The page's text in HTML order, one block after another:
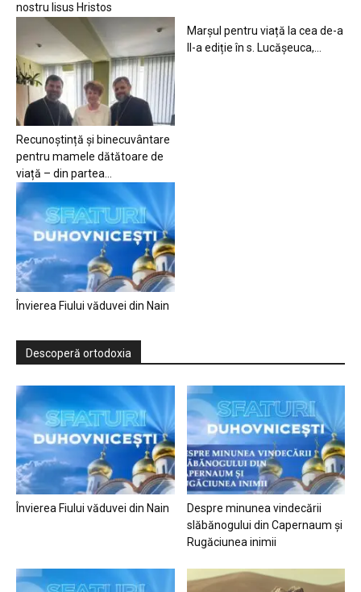
nostru Iisus Hristos
Recunoștință și binecuvântare
pentru mamele dătătoare de
viață – din partea...
Marșul pentru viață la cea de-a
II-a ediție în s. Lucășeuca,...
Învierea Fiului văduvei din Nain
Descoperă ortodoxia
Învierea Fiului văduvei din Nain
Despre minunea vindecării
slăbănogului din Capernaum și
Rugăciunea inimii